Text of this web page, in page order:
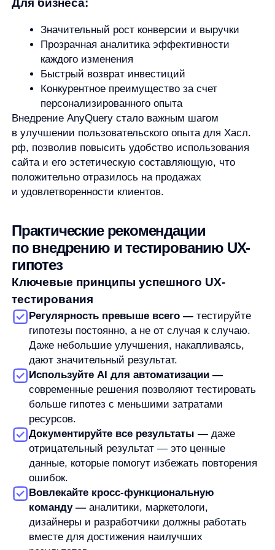
больше гипотез с меньшими затратами
Документируйте все результаты —даже
отрицательный результат — это ценные
данные, которые помогут избежать повторения
ошибок.
Вовлекайте кросс-функциональную
команду —
аналитики, маркетологи,
дизайнеры и разработчики должны работать
вместе для достижения наилучших
результатов.
Следите за трендами — пользовательские
ожидания постоянно меняются, и ваш
интерфейс должен эволюционировать вместе
с ними.
Начинайте с малого —тестируйте сначала
Опирайтесь на данные, а не на мнения —
даже самые опытные эксперты могут
ошибаться, когда речь идет о предпочтениях
пользователей.
Помните, что самые успешные e-commerce
проекты — это те, которые постоянно
экспериментируют и адаптируются к изменениям
рынка и поведения пользователей.
UX-гипотезы как двигатель роста
e-commerce
В современном мире электронной коммерции,
где конкуренция растет с каждым днем,
способность быстро выдвигать, тестировать
и внедрять UX-гипотезы становится
решающим фактором успеха. Компании,
которые внедряют системный подход
к улучшению пользовательского опыта,
демонстрируют значительно более высокие
показатели роста по сравнению
с конкурентами.
Искусственный интеллект и решения,
подобные AnyQuery, трансформируют процесс